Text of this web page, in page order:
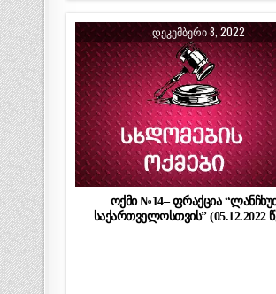
ᲓᲔᲙᲔᲛᲑᲔᲠᲘ 8, 2022
ოქმი №14– ფრაქცია
საქართველოსთვის” (05.12.2022